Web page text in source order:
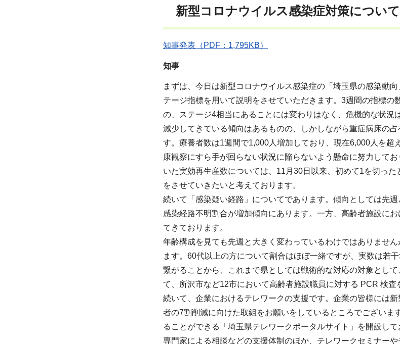
新型コロナウイルス感染症対策について
知事発表（PDF：1,795KB）
知事
まずは、今日は新型コロナウイルス感染症の「埼玉県の感染動
テージ指標を用いて説明をさせていただきます。3週間の指標
の、ステージ4相当にあることには変わりはなく、危機的な状況
減少してきている傾向はあるものの、しかしながら重症病床の
す。療養者数は1週間で1,000人増加しており、現在6,000人を
康観察にすら手が回らない状況に陥らないよう懸命に努力して
いた実効再生産数については、11月30日以来、初めて1を切っ
をさせていきたいと考えております。
続いて「感染疑い経路」についてであります。傾向としては先
感染経路不明割合が増加傾向にあります。一方、高齢者施設に
てきております。
年齢構成を見ても先週と大きく変わっているわけではありませ
ます。60代以上の方について割合はほぼ一緒ですが、実数は若
繋がることから、これまで県としては戦術的な対応の対象とし
て、所沢市など12市において高齢者施設職員に対する PCR 検査
続いて、企業におけるテレワークの支援です。企業の皆様には
者の7割削減に向けた取組をお願いをしているところでござい
ることができる「埼玉県テレワークポータルサイト」を開設し
専門家による相談などの支援体制のほか、テレワークセミナー